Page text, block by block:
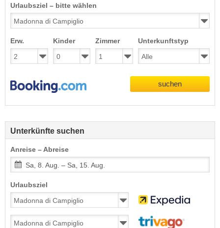
Urlaubsziel – bitte wählen
Erw. Kinder Zimmer Unterkunftstyp
suchen
Unterkünfte suchen
Anreise – Abreise
Sa, 8. Aug. – Sa, 15. Aug.
Urlaubsziel